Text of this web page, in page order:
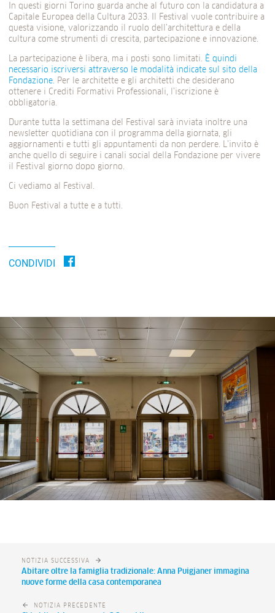
In questi giorni Torino guarda anche al futuro con la candidatura a
Capitale Europea della Cultura 2033. Il Festival vuole contribuire a
questa visione, valorizzando il ruolo dell’architettura e della
cultura come strumenti di crescita, partecipazione e innovazione.
La partecipazione è libera, ma i posti sono limitati. È quindi
necessario iscriversi attraverso le modalità indicate sul sito della
Fondazione. Per le architette e gli architetti che desiderano
ottenere i Crediti Formativi Professionali, l’iscrizione è
obbligatoria.
Durante tutta la settimana del Festival sarà inviata inoltre una
newsletter quotidiana con il programma della giornata, gli
aggiornamenti e tutti gli appuntamenti da non perdere. L’invito è
anche quello di seguire i canali social della Fondazione per vivere
il Festival giorno dopo giorno.
Ci vediamo al Festival.
Buon Festival a tutte e a tutti.
CONDIVIDI
NOTIZIA SUCCESSIVA
Abitare oltre la famiglia tradizionale: Anna Puigjaner immagina
nuove forme della casa contemporanea
NOTIZIA PRECEDENTE